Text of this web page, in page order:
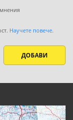
Научете повече.
ДОБАВИ